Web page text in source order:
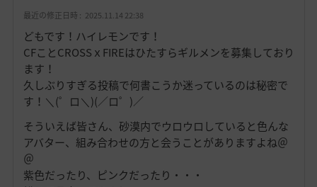
り
最近の修正日時 : 2025.11.14 22:38
どもです！ハイレモンです！
CFことCROSSｘFIREはひたすらギルメンを募集しており
ます！
久しぶりすぎる投稿で何書こうか迷っているのは秘密で
す！＼(゜ロ＼)(／ロ゜)／
そういえば皆さん、砂漠内でウロウロしていると色んな
アバター、組み合わせの方と会うことがありますよね＠
＠
紫色だったり、ピンクだったり・・・